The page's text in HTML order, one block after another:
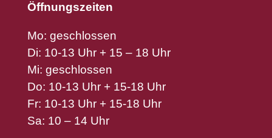
Öffnungszeiten
Mo: geschlossen
Di: 10-13 Uhr + 15 – 18 Uhr
Mi: geschlossen
Do: 10-13 Uhr + 15-18 Uhr
Fr: 10-13 Uhr + 15-18 Uhr
Sa: 10 – 14 Uhr